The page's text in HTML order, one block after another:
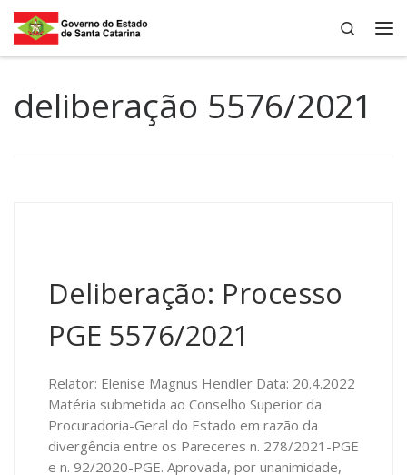
Skip to content
Search
deliberação 5576/2021
Deliberação: Processo
PGE 5576/2021
Relator: Elenise Magnus Hendler Data: 20.4.2022
Matéria submetida ao Conselho Superior da
Procuradoria-Geral do Estado em razão da
divergência entre os Pareceres n. 278/2021-PGE
e n. 92/2020-PGE. Aprovada, por unanimidade,